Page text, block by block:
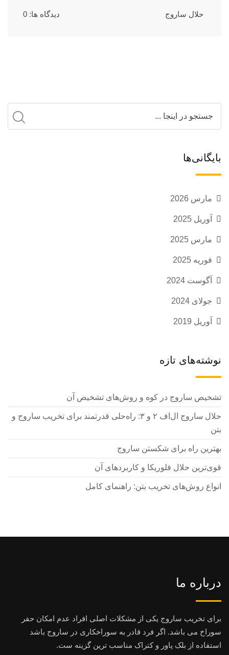
حلال ساروج دیدگاه ها: 0
بایگانی‌ها
مارس 2026
آوریل 2025
مارس 2025
فوریه 2025
آگوست 2024
جولای 2024
آوریل 2019
نوشته‌های تازه
تشخیص ساروج در کوه و روش‌های تشخیص آن
حلال ساروج ال‌اف ۲ و ۳: راه‌حلی قدرتمند برای تخریب ساروج و
بتن
بهترین راه برای شکستن ساروج
قوی‌ترین حلال فلوریکا و کاربردهای آن
انواع روش‌های تخریب بتن: راهنمای کامل
درباره ما
برای تخریب ساروج یکی از مشکلات اصلی افراد عدم امکان حفر
سوراخ می باشد. اگر فرد قادر به سوراخکاری در ساروج باشد
استفاده از بلک پاور و کتراک مناسب ترین گزینه ست.